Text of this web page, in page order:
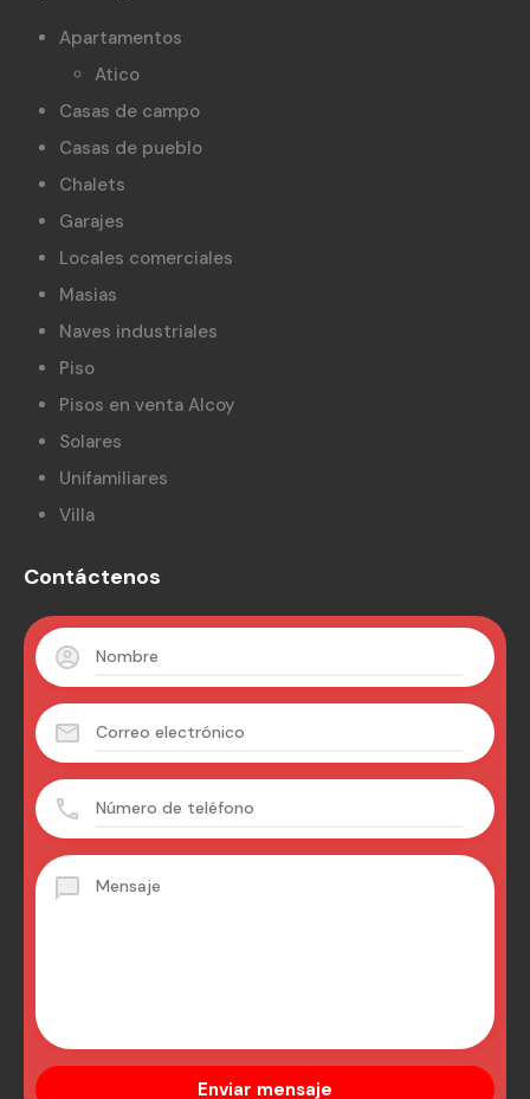
Apartamentos
Atico
Casas de campo
Casas de pueblo
Chalets
Garajes
Locales comerciales
Masias
Naves industriales
Piso
Pisos en venta Alcoy
Solares
Unifamiliares
Villa
Contáctenos